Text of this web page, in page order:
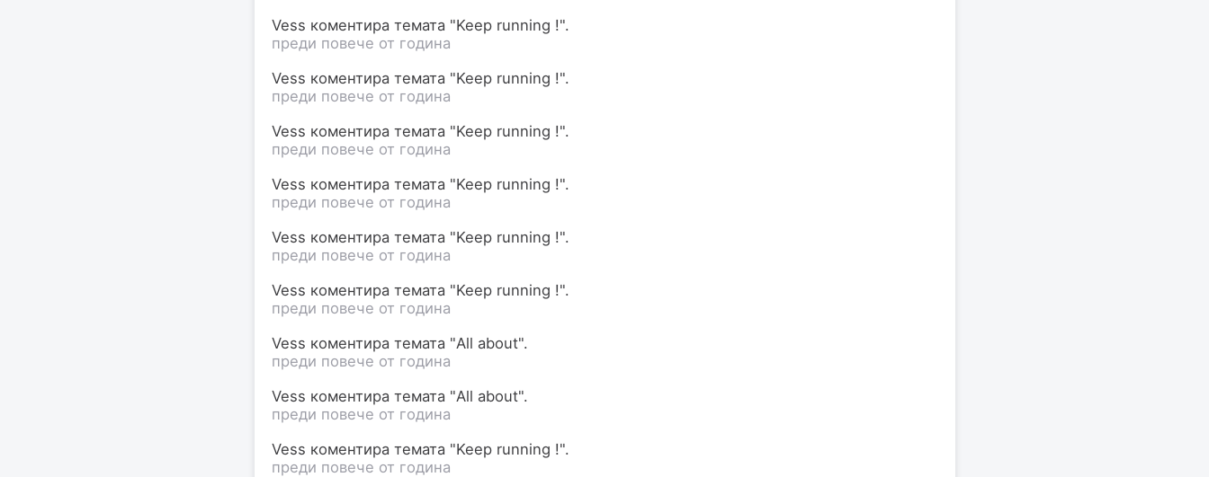
Vess коментира темата "Keep running !".
преди повече от година
Vess коментира темата "Keep running !".
преди повече от година
Vess коментира темата "Keep running !".
преди повече от година
Vess коментира темата "Keep running !".
преди повече от година
Vess коментира темата "Keep running !".
преди повече от година
Vess коментира темата "Keep running !".
преди повече от година
Vess коментира темата "All about".
преди повече от година
Vess коментира темата "All about".
преди повече от година
Vess коментира темата "Keep running !".
преди повече от година